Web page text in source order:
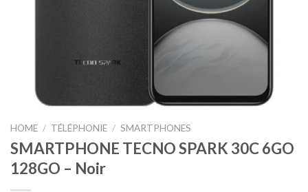
HOME / TÉLÉPHONIE / SMARTPHONES
SMARTPHONE TECNO SPARK 30C 6GO
128GO – Noir